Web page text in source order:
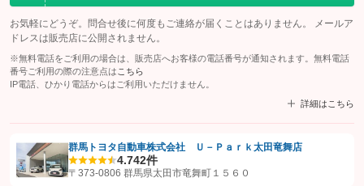
お気軽にどうぞ。問合せ後に何度もご連絡が届くことはありません。 メールア
ドレスは販売店に公開されません。
※無料電話をご利用の場合は、販売店へお客様の電話番号が通知されます。無料電話
番号ご利用の際の注意点は こちら
IP電話、ひかり電話からはご利用いただけません。
詳細はこちら
【STEP1】認証画面でグーネットを友だち追加してから「許可する」ボタンを押
群馬トヨタ自動車株式会社 Ｕ－Ｐａｒｋ太田竜舞店
4.742件
〒373-0806 群馬県太田市竜舞町１５６０